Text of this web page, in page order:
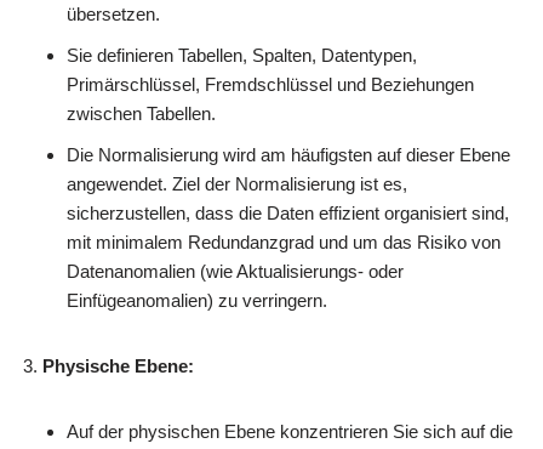
übersetzen.
Sie definieren Tabellen, Spalten, Datentypen,
Primärschlüssel, Fremdschlüssel und Beziehungen
zwischen Tabellen.
Die Normalisierung wird am häufigsten auf dieser Ebene
angewendet. Ziel der Normalisierung ist es,
sicherzustellen, dass die Daten effizient organisiert sind,
mit minimalem Redundanzgrad und um das Risiko von
Datenanomalien (wie Aktualisierungs- oder
Einfügeanomalien) zu verringern.
Physische Ebene:
Auf der physischen Ebene konzentrieren Sie sich auf die